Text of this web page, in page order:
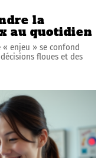
la
au quotidien
enjeu » se confond
floues et des